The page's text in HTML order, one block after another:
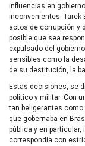
influencias en
inconvenientes. Tarek
actos de corrupción y
posible que sea
expulsado del
sensibles como la
de su destitución, la
Estas decisiones, se
político y militar. Con
tan beligerantes como
que gobernaba en
pública y en
correspondía con